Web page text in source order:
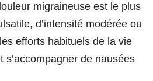
migraineuse est le plus
d’intensité modérée ou
efforts habituels de la vie
s’accompagner de nausées